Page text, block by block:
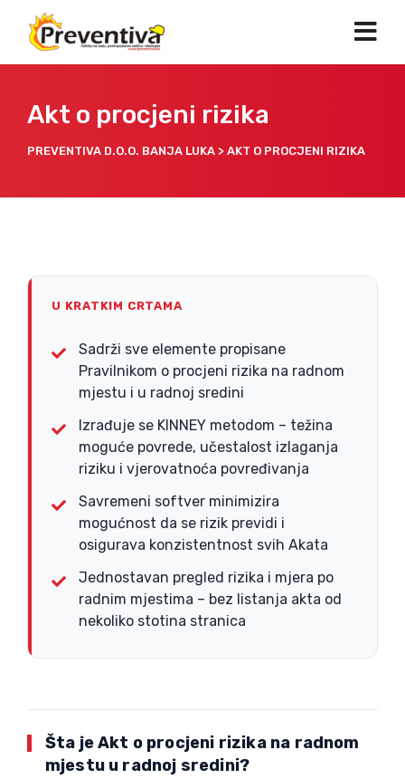
Akt o procjeni rizika
PREVENTIVA D.O.O. BANJA LUKA > AKT O PROCJENI RIZIKA
U KRATKIM CRTAMA
Sadrži sve elemente propisane
Pravilnikom o procjeni rizika na radnom
mjestu i u radnoj sredini
Izrađuje se KINNEY metodom – težina
moguće povrede, učestalost izlaganja
riziku i vjerovatnoća povređivanja
Savremeni softver minimizira
mogućnost da se rizik previdi i
osigurava konzistentnost svih Akata
Jednostavan pregled rizika i mjera po
radnim mjestima – bez listanja akta od
nekoliko stotina stranica
Šta je Akt o procjeni rizika na radnom
mjestu u radnoj sredini?